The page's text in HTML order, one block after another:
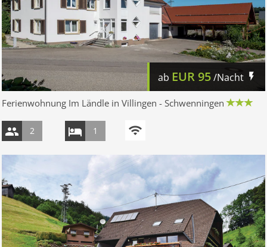
ab EUR95/Nacht
Ferienwohnung Im Ländle in Villingen - Schwenningen
2 1